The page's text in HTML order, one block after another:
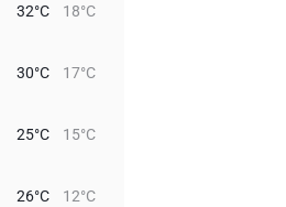
32°C 18°C
30°C 17°C
25°C 15°C
26°C 12°C